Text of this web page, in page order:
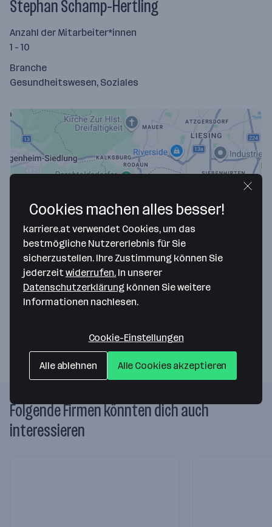
Stephan Schamp-Hertling
Anzahl der Mitarbeiter*innen
1 - 10
Branche
Gesundheitswesen, Soziales
Map data ©2026 Google
Diagnosepraxis für MRT - Dr. Med. Univ.
Stephan Schamp-Hertling
Leopold-Schäftner-Gasse 6
Folgende Firmen könnten dich auch
interessieren
Cookies machen alles besser!
karriere.at verwendet Cookies, um das
bestmögliche Nutzererlebnis für Sie
sicherzustellen. Ihre Zustimmung können Sie
jederzeit widerrufen. In unserer
Datenschutzerklärung können Sie weitere
Informationen nachlesen.
Cookie-Einstellungen
Alle ablehnen Alle Cookies akzeptieren